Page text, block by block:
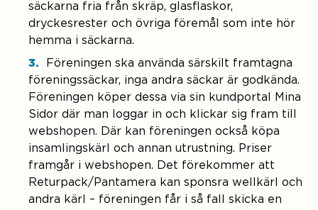
säckarna fria från skräp, glasflaskor,
dryckesrester och övriga föremål som inte hör
hemma i säckarna.
Föreningen ska använda särskilt framtagna
föreningssäckar, inga andra säckar är godkända.
Föreningen köper dessa via sin kundportal Mina
Sidor där man loggar in och klickar sig fram till
webshopen. Där kan föreningen också köpa
insamlingskärl och annan utrustning. Priser
framgår i webshopen. Det förekommer att
Returpack/Pantamera kan sponsra wellkärl och
andra kärl – föreningen får i så fall skicka en